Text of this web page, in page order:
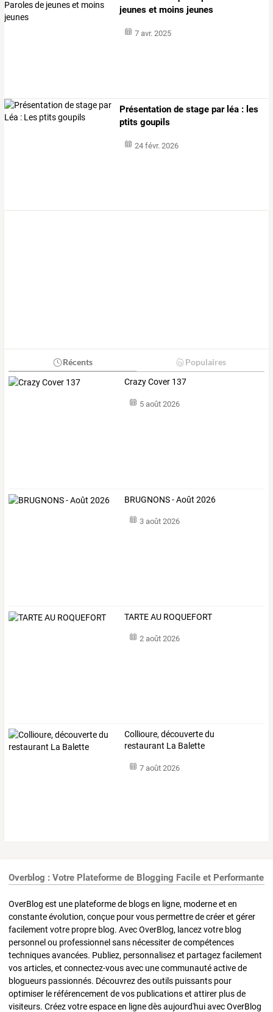
jeunes et moins jeunes
7 avr. 2025
Présentation de stage par léa : les
ptits goupils
24 févr. 2026
Récents Populaires
Crazy Cover 137
5 août 2026
BRUGNONS - Août 2026
3 août 2026
TARTE AU ROQUEFORT
2 août 2026
Collioure, découverte du
restaurant La Balette
7 août 2026
Overblog : Votre Plateforme de Blogging Facile et Performante
OverBlog est une plateforme de blogs en ligne, moderne et en
constante évolution, conçue pour vous permettre de créer et gérer
facilement votre propre blog. Avec OverBlog, lancez votre blog
personnel ou professionnel sans nécessiter de compétences
techniques avancées. Publiez, personnalisez et partagez facilement
vos articles, et connectez-vous avec une communauté active de
blogueurs passionnés. Découvrez des outils puissants pour
optimiser le référencement de vos publications et attirer plus de
visiteurs. Créez votre espace en ligne dès aujourd'hui avec OverBlog